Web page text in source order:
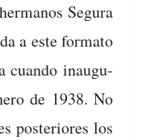
Segu­ra
a este for­ma­to
cuan­do inau­gu­
de 1938. No
pos­te­ri­ores los